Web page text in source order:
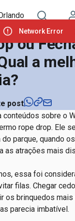
ou
a
post
conteúdos sobre o
rope drop. Ele
parque, quando
as atrações mais
essa foi
filas. Chegar
os brinquedos
parecia imbatível.
Network Error